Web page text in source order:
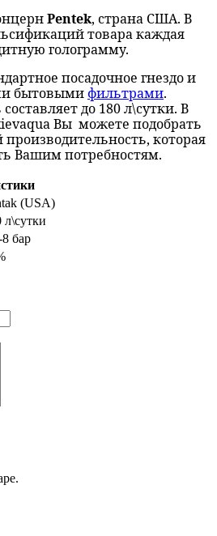
Pentek, страна США. В
товара каждая
голограмму.
посадочное гнездо и
бытовымифильтрами.
до 180 л\сутки. В
Вы можете подобрать
которая
Вашим потребностям.
(USA)
л\сутки
8 бар